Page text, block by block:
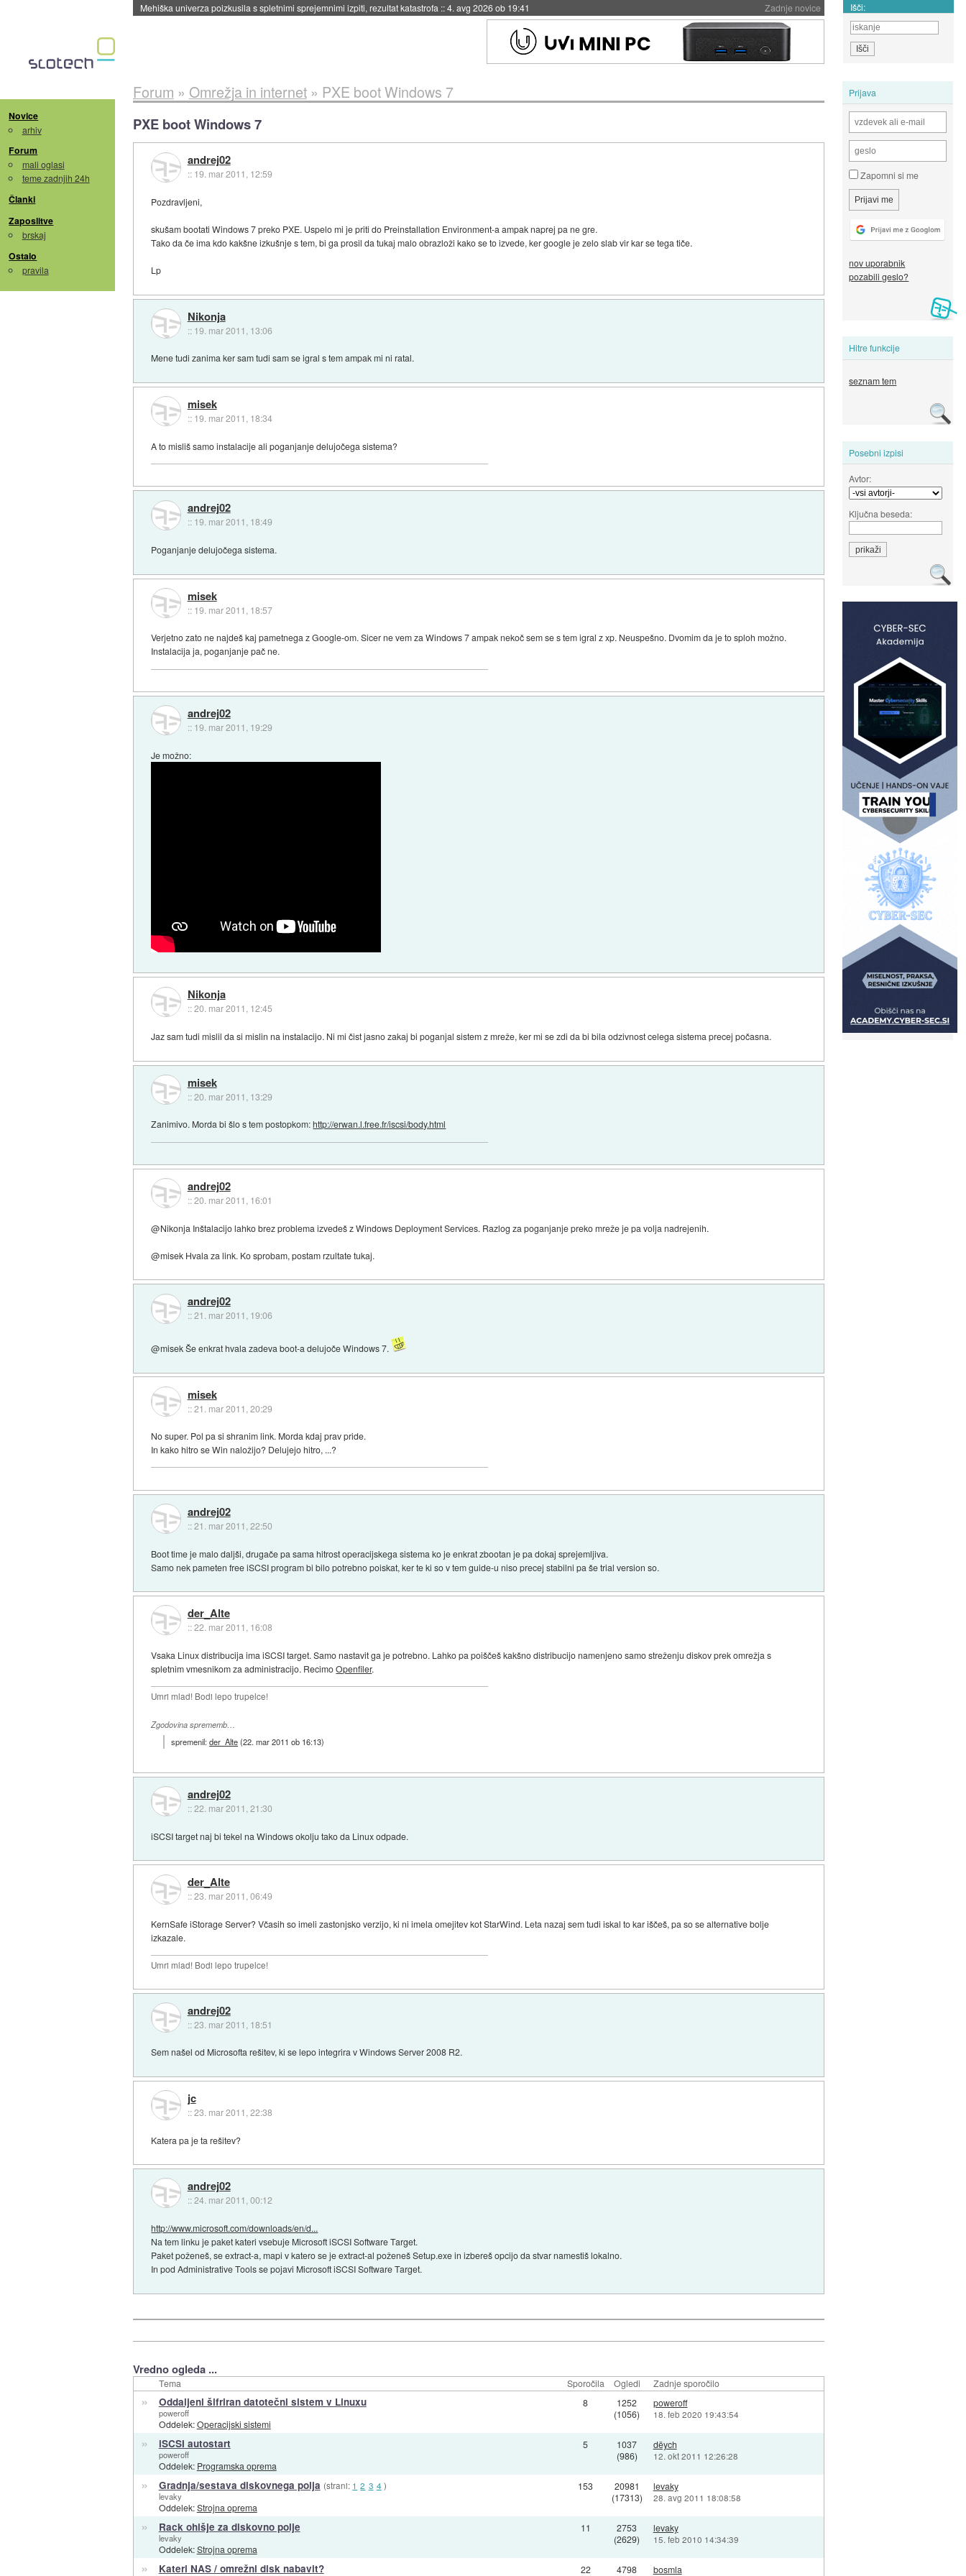
Zadnje novice
Mehiška univerza poizkusila s spletnimi sprejemnimi izpiti, rezultat katastrofa ::4. avg 2026 ob 19:41 Išči:
Novice
arhiv
Forum
mali oglasi
teme zadnjih 24h
Članki
Zaposlitve
brskaj
Ostalo
pravila
Prijava
Zapomni si me
nov uporabnik
pozabili geslo?
Hitre funkcije
seznam tem
Posebni izpisi
Avtor:
Ključna beseda:
Forum » Omrežja in internet» PXE boot Windows 7
PXE boot Windows 7
andrej02
:: 19. mar 2011, 12:59
Pozdravljeni,
skušam bootati Windows 7 preko PXE. Uspelo mi je priti do Preinstallation Environment-a ampak naprej pa ne gre.
Tako da če ima kdo kakšne izkušnje s tem, bi ga prosil da tukaj malo obrazloži kako se to izvede, ker google je zelo slab vir kar se tega tiče.
Lp
Nikonja
:: 19. mar 2011, 13:06
Mene tudi zanima ker sam tudi sam se igral s tem ampak mi ni ratal.
misek
:: 19. mar 2011, 18:34
A to misliš samo instalacije ali poganjanje delujočega sistema?
andrej02
:: 19. mar 2011, 18:49
Poganjanje delujočega sistema.
misek
:: 19. mar 2011, 18:57
Verjetno zato ne najdeš kaj pametnega z Google-om. Sicer ne vem za Windows 7 ampak nekoč sem se s tem igral z xp. Neuspešno. Dvomim da je to sploh možno.
Instalacija ja, poganjanje pač ne.
andrej02
:: 19. mar 2011, 19:29
Je možno:
Nikonja
::20. mar 2011, 12:45
Jaz sam tudi mislil da si mislin na instalacijo. Ni mi čist jasno zakaj bi poganjal sistem z mreže, ker mi se zdi da bi bila odzivnost celega sistema precej počasna.
misek
::20. mar 2011, 13:29
Zanimivo. Morda bi šlo s tem postopkom:http://erwan.l.free.fr/iscsi/body.html
andrej02
::20. mar 2011, 16:01
@Nikonja Inštalacijo lahko brez problema izvedeš z Windows Deployment Services. Razlog za poganjanje preko mreže je pa volja nadrejenih.
@misek Hvala za link. Ko sprobam, postam rzultate tukaj.
andrej02
::21. mar 2011, 19:06
@misek Še enkrat hvala zadeva boot-a delujoče Windows 7.
misek
::21. mar 2011, 20:29
No super. Pol pa si shranim link. Morda kdaj prav pride.
In kako hitro se Win naložijo? Delujejo hitro, ...?
andrej02
::21. mar 2011, 22:50
Boot time je malo daljši, drugače pa sama hitrost operacijskega sistema ko je enkrat zbootan je pa dokaj sprejemljiva.
Samo nek pameten free iSCSI program bi bilo potrebno poiskat, ker te ki so v tem guide-u niso precej stabilni pa še trial version so.
der_Alte
::22. mar 2011, 16:08
Vsaka Linux distribucija ima iSCSI target. Samo nastavit ga je potrebno. Lahko pa poiščeš kakšno distribucijo namenjeno samo streženju diskov prek omrežja s
spletnim vmesnikom za administracijo. RecimoOpenfiler.
Umri mlad! Bodi lepo trupelce!
Zgodovina sprememb…
spremenil:der_Alte(22. mar 2011 ob 16:13)
andrej02
::22. mar 2011, 21:30
iSCSI target naj bi tekel na Windows okolju tako da Linux odpade.
der_Alte
::23. mar 2011, 06:49
KernSafe iStorage Server? Včasih so imeli zastonjsko verzijo, ki ni imela omejitev kot StarWind. Leta nazaj sem tudi iskal to kar iščeš, pa so se alternative bolje
izkazale.
Umri mlad! Bodi lepo trupelce!
andrej02
::23. mar 2011, 18:51
Sem našel od Microsofta rešitev, ki se lepo integrira v Windows Server 2008 R2.
jc
::23. mar 2011, 22:38
Katera pa je ta rešitev?
andrej02
::24. mar 2011, 00:12
http://www.microsoft.com/downloads/en/d...
Na tem linku je paket kateri vsebuje Microsoft iSCSI Software Target.
Paket poženeš, se extract-a, mapi v katero se je extract-al poženeš Setup.exe in izbereš opcijo da stvar namestiš lokalno.
In pod Administrative Tools se pojavi Microsoft iSCSI Software Target.
Vredno ogleda ...
Tema Sporočila Ogledi Zadnje sporočilo
» Oddaljeni šifriran datotečni sistem v Linuxu
poweroff
Oddelek:Operacijski sistemi
8
1252
(1056)
poweroff
18. feb 2020 19:43:54
» iSCSI autostart
poweroff
Oddelek: Programska oprema
5
1037
(986)
dëych
12. okt 2011 12:26:28
» Gradnja/sestava diskovnega polja (strani: 1 2 3 4 )
levaky
Oddelek:Strojna oprema
153
20981
(17313)
levaky
28. avg 2011 18:08:58
» Rack ohišje za diskovno polje
levaky
Oddelek:Strojna oprema
11
2753
(2629)
levaky
15. feb 2010 14:34:39
» Kateri NAS / omrežni disk nabavit? 22
4798
bosmla